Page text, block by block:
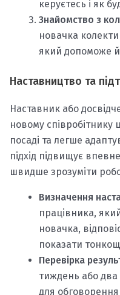
керуєтесь і як
Знайомство з
новачка
який допоможе
Наставництво та
Наставник або
новому співробітнику
посаді та легше
підхід підвищує
швидше зрозуміти
Визначення
працівника,
новачка,
показати
Перевірка
тиждень або два
для обговорення